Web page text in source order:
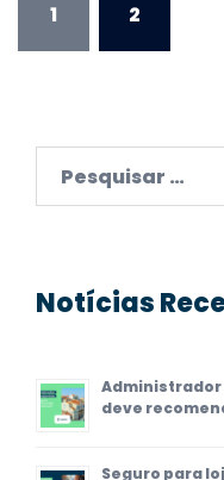
dos
conteúdos
1 2
por:
Notícias
Administrador
deve
Seguro para